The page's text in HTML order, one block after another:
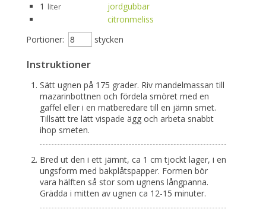
1 liter
jordgubbar
citronmeliss
Portioner:
stycken
Instruktioner
Sätt ugnen på 175 grader. Riv mandelmassan till
mazarinbottnen och fördela smöret med en
gaffel eller i en matberedare till en jämn smet.
Tillsätt tre lätt vispade ägg och arbeta snabbt
ihop smeten.
Bred ut den i ett jämnt, ca 1 cm tjockt lager, i en
ungsform med bakplåtspapper. Formen bör
vara hälften så stor som ugnens långpanna.
Grädda i mitten av ugnen ca 12-15 minuter.